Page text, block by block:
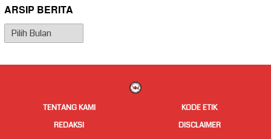
ARSIP BERITA
Arsip
Berita
TENTANG KAMI
KODE ETIK
REDAKSI
DISCLAIMER